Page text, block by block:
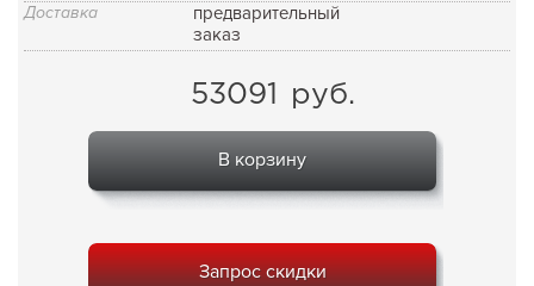
Доставка
предварительный
заказ
53091 руб.
В корзину
Запрос скидки